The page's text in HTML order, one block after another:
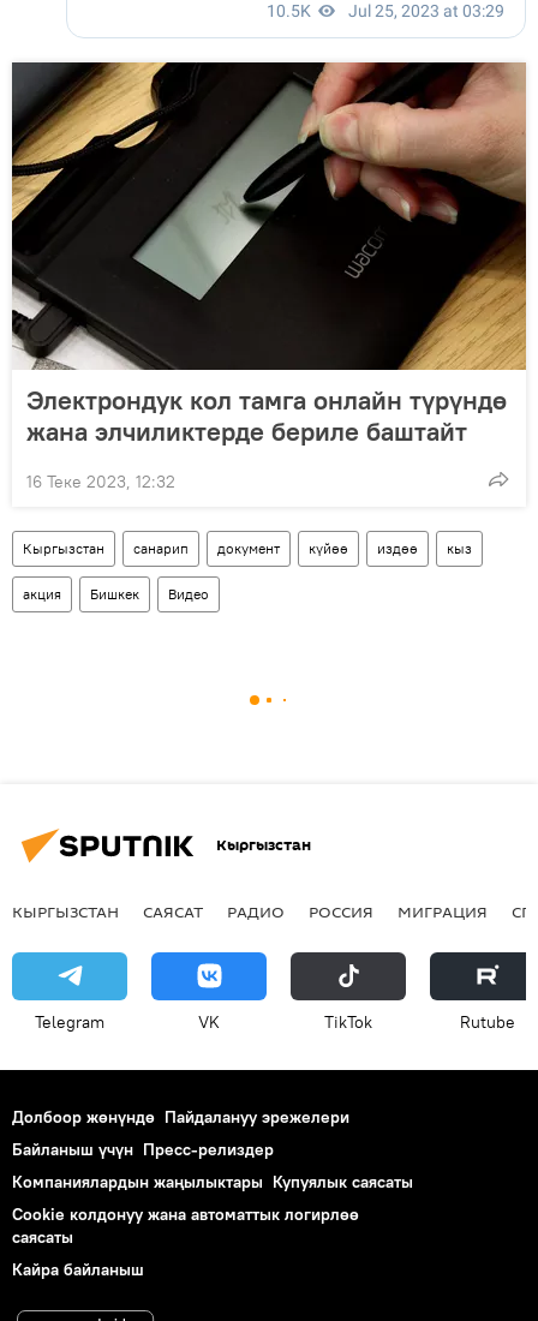
Электрондук кол тамга онлайн түрүндө
жана элчиликтерде бериле баштайт
16 Теке 2023, 12:32
Кыргызстан санарип документ күйөө издөө кыз
акция Бишкек Видео
Кыргызстан
КЫРГЫЗСТАН САЯСАТ РАДИО РОССИЯ МИГРАЦИЯ
Telegram VK ТikТоk Rutube
Долбоор жөнүндө Пайдалануу эрежелери
Байланыш үчүн Пресс-релиздер
Компаниялардын жаңылыктары Купуялык саясаты
Cookie колдонуу жана автоматтык логирлөө
саясаты
Кайра байланыш